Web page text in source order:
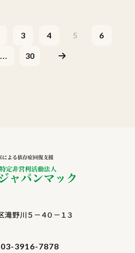
3 4 5 6
... 30
野川５－４０－１３
03-3916-7878